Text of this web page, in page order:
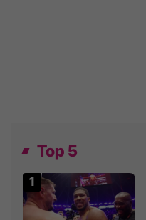
Top 5